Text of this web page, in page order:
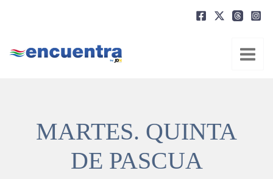
MARTES. QUINTA
DE PASCUA